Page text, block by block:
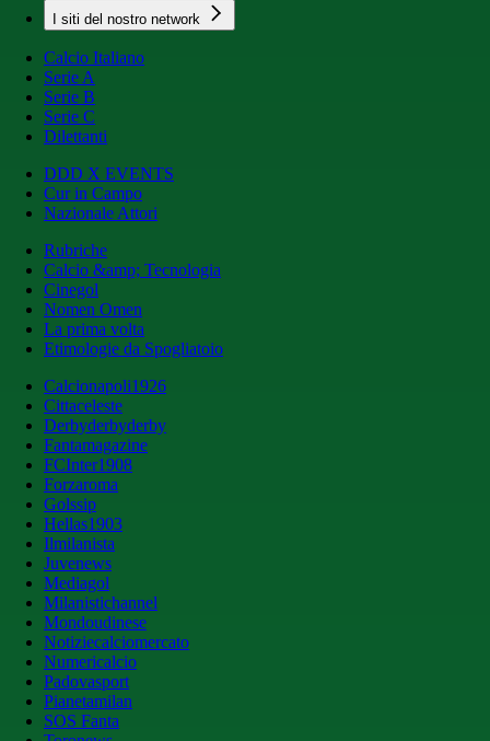
I siti del nostro network
Calcio Italiano
Serie A
Serie B
Serie C
Dilettanti
DDD X EVENTS
Cur in Campo
Nazionale Attori
Rubriche
Calcio &amp; Tecnologia
Cinegol
Nomen Omen
La prima volta
Etimologie da Spogliatoio
Calcionapoli1926
Cittaceleste
Derbyderbyderby
Fantamagazine
FCInter1908
Forzaroma
Golssip
Hellas1903
Ilmilanista
Juvenews
Mediagol
Milanistichannel
Mondoudinese
Notiziecalciomercato
Numericalcio
Padovasport
Pianetamilan
SOS Fanta